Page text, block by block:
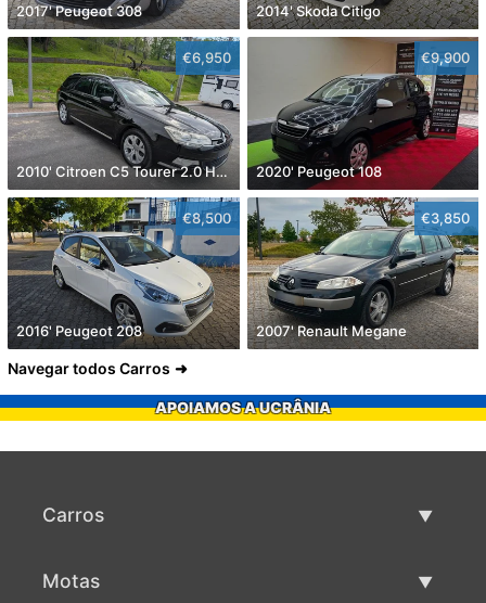
2017' Peugeot 308 2014' Skoda Citigo
€6,950
2010' Citroen C5 Tourer 2.0 Hdi Exclusive
€9,900
2020' Peugeot 108
€8,500
2016' Peugeot 208
€3,850
2007' Renault Megane
Navegar todos Carros
APOIAMOS A UCRÂNIA
Carros
Motas